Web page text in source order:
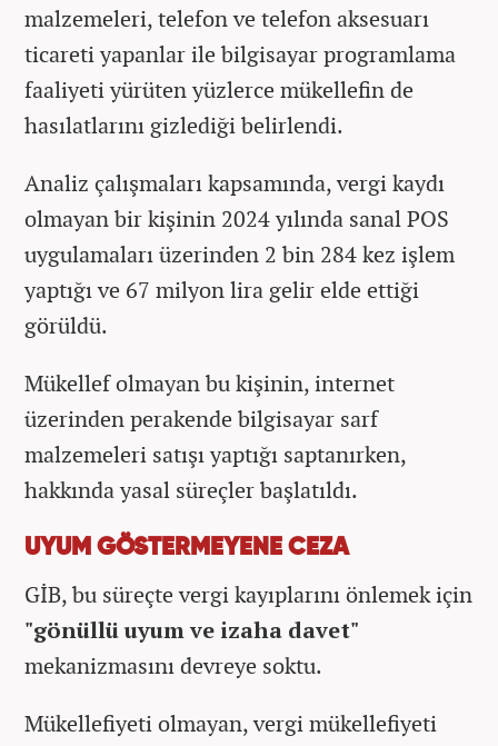
malzemeleri, telefon ve telefon aksesuarı
ticareti yapanlar ile bilgisayar programlama
faaliyeti yürüten yüzlerce mükellefin de
hasılatlarını gizlediği belirlendi.
Analiz çalışmaları kapsamında, vergi kaydı
olmayan bir kişinin 2024 yılında sanal POS
uygulamaları üzerinden 2 bin 284 kez işlem
yaptığı ve 67 milyon lira gelir elde ettiği
görüldü.
Mükellef olmayan bu kişinin, internet
üzerinden perakende bilgisayar sarf
malzemeleri satışı yaptığı saptanırken,
hakkında yasal süreçler başlatıldı.
UYUM GÖSTERMEYENE CEZA
GİB, bu süreçte vergi kayıplarını önlemek için
"gönüllü uyum ve izaha davet"
mekanizmasını devreye soktu.
Mükellefiyeti olmayan, vergi mükellefiyeti